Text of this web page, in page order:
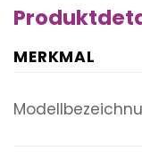
MERKMAL